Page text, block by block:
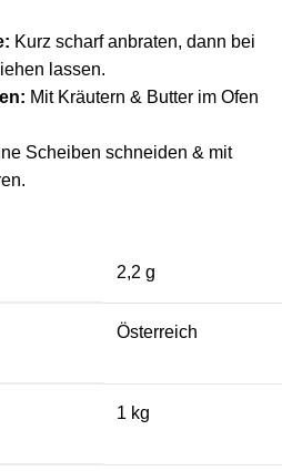
Kurz scharf anbraten, dann bei
lassen.
Mit Kräutern & Butter im Ofen
Scheiben schneiden & mit
2,2 g
Österreich
1 kg